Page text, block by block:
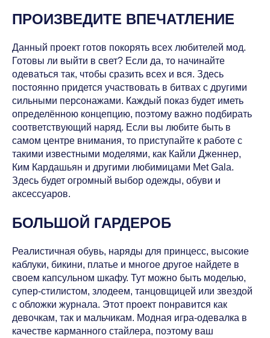
ПРОИЗВЕДИТЕ ВПЕЧАТЛЕНИЕ
Данный проект готов покорять всех любителей мод.
Готовы ли выйти в свет? Если да, то начинайте
одеваться так, чтобы сразить всех и вся. Здесь
постоянно придется участвовать в битвах с другими
сильными персонажами. Каждый показ будет иметь
определённою концепцию, поэтому важно подбирать
соответствующий наряд. Если вы любите быть в
самом центре внимания, то приступайте к работе с
такими известными моделями, как Кайли Дженнер,
Ким Кардашьян и другими любимицами Met Gala.
Здесь будет огромный выбор одежды, обуви и
аксессуаров.
БОЛЬШОЙ ГАРДЕРОБ
Реалистичная обувь, наряды для принцесс, высокие
каблуки, бикини, платье и многое другое найдете в
своем капсульном шкафу. Тут можно быть моделью,
супер-стилистом, злодеем, танцовщицей или звездой
с обложки журнала. Этот проект понравится как
девочкам, так и мальчикам. Модная игра-одевалка в
качестве карманного стайлера, поэтому ваш